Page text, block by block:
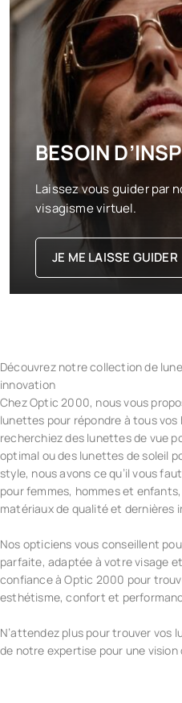
BESOIN
Laissez vous guider par
visagisme virtuel.
JE ME LAISSE GUIDER
Découvrez notre collection de
innovation
Chez Optic 2000, nous vous
lunettes pour répondre à tous vos
recherchiez des lunettes de vue
optimal ou des lunettes de soleil
style, nous avons ce qu’il vous
pour femmes, hommes et
matériaux de qualité et dernières
Nos opticiens vous conseillent
parfaite, adaptée à votre visage
confiance à Optic 2000 pour
esthétisme, confort et
N’attendez plus pour trouver vos
de notre expertise pour une